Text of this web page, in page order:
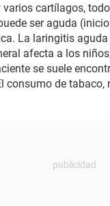
varios cartílagos,
ser aguda
La laringitis
afecta a los
se suele
consumo de